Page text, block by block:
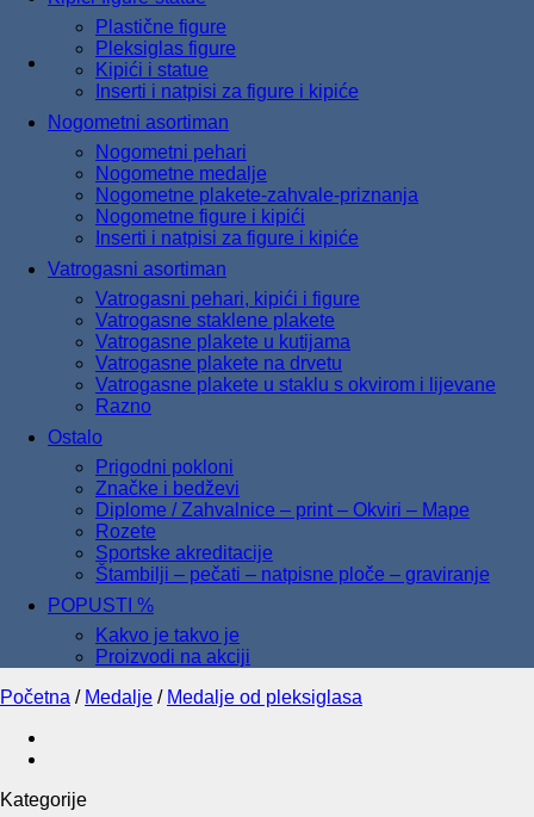
Plastične figure
Pleksiglas figure
Kipići i statue
Inserti i natpisi za figure i kipiće
Nogometni asortiman
Nogometni pehari
Nogometne medalje
Nogometne plakete-zahvale-priznanja
Nogometne figure i kipići
Inserti i natpisi za figure i kipiće
Vatrogasni asortiman
Vatrogasni pehari, kipići i figure
Vatrogasne staklene plakete
Vatrogasne plakete u kutijama
Vatrogasne plakete na drvetu
Vatrogasne plakete u staklu s okvirom i lijevane
Razno
Ostalo
Prigodni pokloni
Značke i bedževi
Diplome / Zahvalnice – print – Okviri – Mape
Rozete
Sportske akreditacije
Štambilji – pečati – natpisne ploče – graviranje
POPUSTI %
Kakvo je takvo je
Proizvodi na akciji
Početna / Medalje / Medalje od pleksiglasa
Kategorije